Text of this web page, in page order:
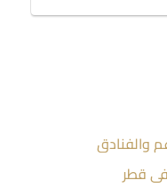
والفنادق
قطر